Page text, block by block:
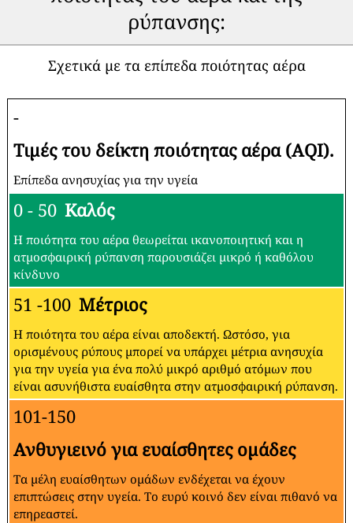
ρύπανσης:
Σχετικά με τα επίπεδα ποιότητας αέρα
-
Τιμές του δείκτη ποιότητας αέρα (AQI).
Επίπεδα ανησυχίας για την υγεία
0 - 50 Καλός
Η ποιότητα του αέρα θεωρείται ικανοποιητική και η
ατμοσφαιρική ρύπανση παρουσιάζει μικρό ή καθόλου
κίνδυνο
51 -100 Μέτριος
Η ποιότητα του αέρα είναι αποδεκτή. Ωστόσο, για
ορισμένους ρύπους μπορεί να υπάρχει μέτρια ανησυχία
για την υγεία για ένα πολύ μικρό αριθμό ατόμων που
είναι ασυνήθιστα ευαίσθητα στην ατμοσφαιρική ρύπανση.
101-150
Ανθυγιεινό για ευαίσθητες ομάδες
Τα μέλη ευαίσθητων ομάδων ενδέχεται να έχουν
επιπτώσεις στην υγεία. Το ευρύ κοινό δεν είναι πιθανό να
επηρεαστεί.